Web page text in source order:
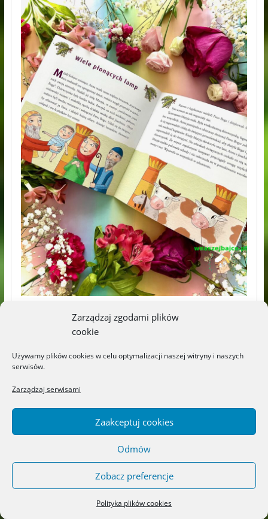
Zarządzaj zgodami plików
cookie
Używamy plików cookies w celu optymalizacji naszej witryny i naszych
serwisów.
Zarządzaj serwisami
Zaakceptuj cookies
Odmów
Zobacz preferencje
Polityka plików cookies